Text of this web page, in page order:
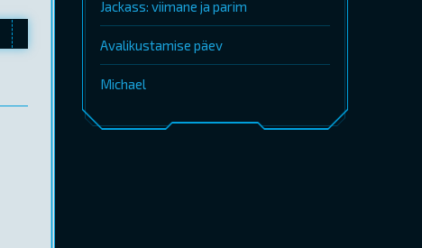
Jackass: viimane ja parim
Avalikustamise päev
Michael